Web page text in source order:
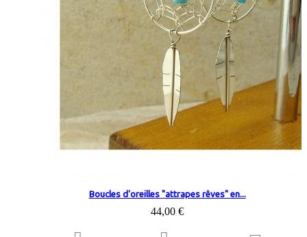
Boucles d'oreilles "attrapes rêves" en...
44,00 €